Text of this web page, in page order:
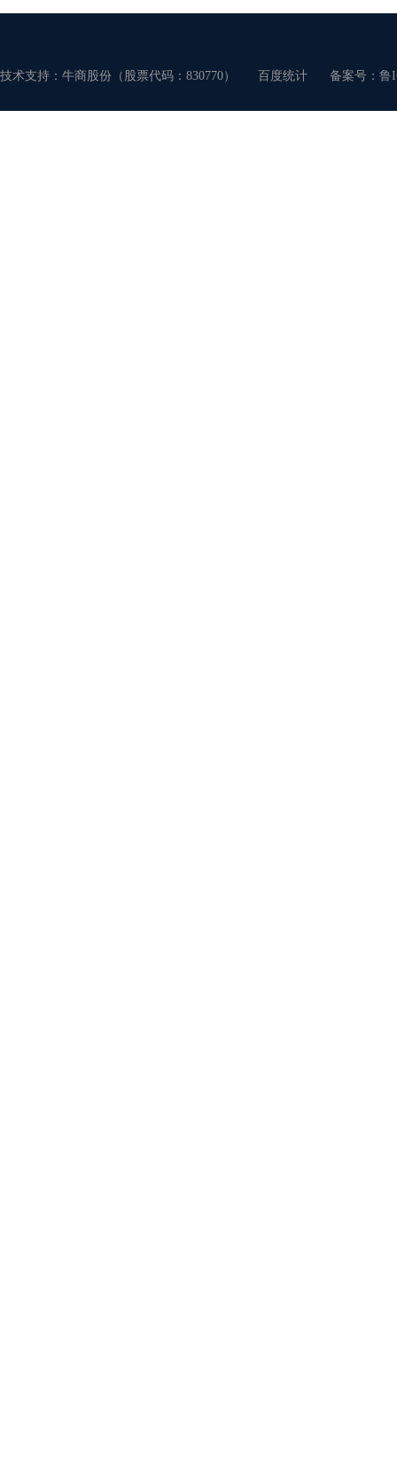
技术支持：牛商股份（股票代码：830770） 百度统计 备案号： 鲁